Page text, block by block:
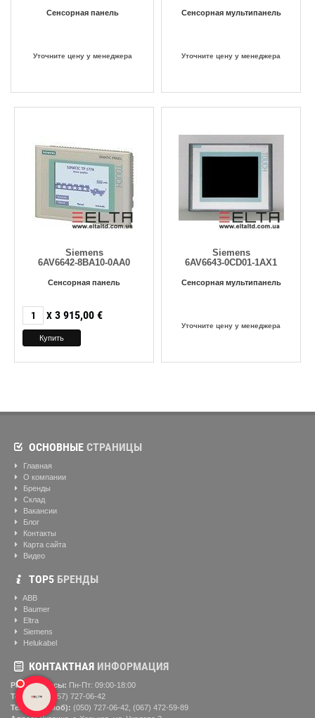
Сенсорная панель
Уточните цену у менеджера
Сенсорная мультипанель
Уточните цену у менеджера
Siemens
6AV6642-8BA10-0AA0
Сенсорная панель
X 3 915,00 €
Siemens
6AV6643-0CD01-1AX1
Сенсорная мультипанель
Уточните цену у менеджера
ОСНОВНЫЕ СТРАНИЦЫ
Главная
О компании
Бренды
Склад
Вакансии
Блог
Контакты
Карта сайта
Видео
ТОР5 БРЕНДЫ
ABB
Baumer
Eltra
Siemens
Helukabel
КОНТАКТНАЯ ИНФОРМАЦИЯ
Рабочие часы: Пн-Пт: 09:00-18:00
Телефон: (057) ‎727-06-42
Телефон (моб): (050) 727-06-42, (067) 472-59-89